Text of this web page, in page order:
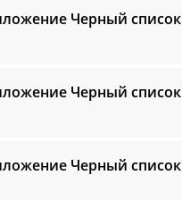
Черный список
Черный список
Черный список